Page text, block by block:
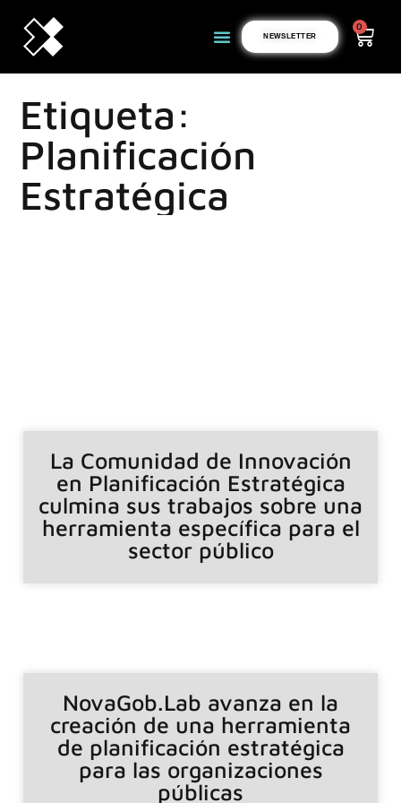
NEWSLETTER
0
Etiqueta:
Planificación
Estratégica
La Comunidad de Innovación
en Planificación Estratégica
culmina sus trabajos sobre una
herramienta específica para el
sector público
NovaGob.Lab avanza en la
creación de una herramienta
de planificación estratégica
para las organizaciones
públicas